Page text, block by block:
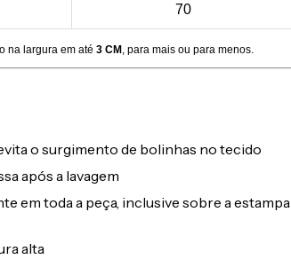
70
na largura em até3 CM , para mais ou para menos.
o surgimento de bolinhas no tecido
após a lavagem
em toda a peça, inclusive sobre a estampa
alta